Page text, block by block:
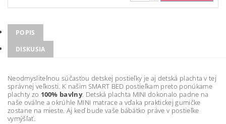
POPIS
DISKUSIA
Neodmysliteľnou súčasťou detskej postieľky je aj detská plachta v tej
správnej veľkosti. K našim SMART BED postieľkam preto ponúkame
plachty zo 100% bavlny. Detská plachta MINI dokonalo padne na
naše oválne a okrúhle MINI matrace a vďaka praktickej gumičke
zostane na mieste. Aj keď bude vaše bábätko práve v postieľke
vymýšľať.